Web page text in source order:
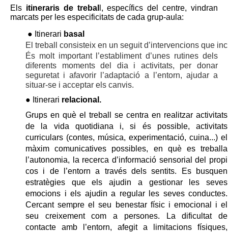
Els itineraris de trebal l, específics del centre, vindran
marcats per les especificitats de cada grup-aula:
● Itinerari basal
El treball consisteix en un seguit d’intervencions que
És molt important l’establiment d’unes rutines dels
diferents moments del dia i activitats, per donar
seguretat i afavorir l’adaptació a l’entorn, ajudar a
situar-se i acceptar els canvis.
● Itinerari relacional.
Grups en què el treball se centra en realitzar activitats
de la vida quotidiana i, si és possible, activitats
curriculars (contes, música, experimentació, cuina...) el
màxim comunicatives possibles, en què es treballa
l’autonomia, la recerca d’informació sensorial del propi
cos i de l’entorn a través dels sentits. Es busquen
estratègies que els ajudin a gestionar les seves
emocions i els ajudin a regular les seves conductes.
Cercant sempre el seu benestar físic i emocional i el
seu creixement com a persones. La dificultat de
contacte amb l’entorn, afegit a limitacions físiques,